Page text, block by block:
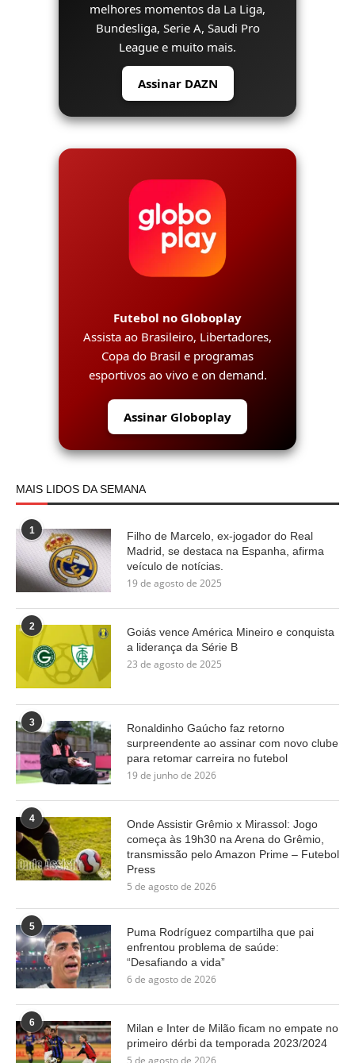
melhores momentos da La Liga,
Bundesliga, Serie A, Saudi Pro
League e muito mais.
Assinar DAZN
Futebol no Globoplay
Assista ao Brasileiro, Libertadores,
Copa do Brasil e programas
esportivos ao vivo e on demand.
Assinar Globoplay
MAIS LIDOS DA SEMANA
1
Filho de Marcelo, ex-jogador do Real
Madrid, se destaca na Espanha, afirma
veículo de notícias.
19 de agosto de 2025
2
Goiás vence América Mineiro e conquista
a liderança da Série B
23 de agosto de 2025
3
Ronaldinho Gaúcho faz retorno
surpreendente ao assinar com novo clube
para retomar carreira no futebol
19 de junho de 2026
4
Onde Assistir Grêmio x Mirassol: Jogo
começa às 19h30 na Arena do Grêmio,
transmissão pelo Amazon Prime – Futebol
Press
5 de agosto de 2026
5
Puma Rodríguez compartilha que pai
enfrentou problema de saúde:
“Desafiando a vida”
6 de agosto de 2026
6
Milan e Inter de Milão ficam no empate no
primeiro dérbi da temporada 2023/2024